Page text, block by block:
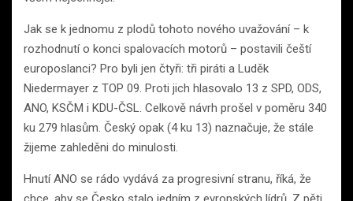
Jak se k jednomu z plodů tohoto nového uvažování – k
rozhodnutí o konci spalovacích motorů – postavili čeští
europoslanci? Pro byli jen čtyři: tři piráti a Luděk
Niedermayer z TOP 09. Proti jich hlasovalo 13 z SPD, ODS,
ANO, KSČM i KDU-ČSL. Celkově návrh prošel v poměru 340
ku 279 hlasům. Český opak (4 ku 13) naznačuje, že stále
žijeme zahleděni do minulosti.
Hnutí ANO se rádo vydává za progresivní stranu, říká, že